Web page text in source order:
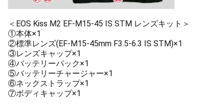
＜EOS Kiss M2 EF-M15-45 IS STM レンズキット＞
①本体×1
②標準レンズ(EF-M15-45mm F3.5-6.3 IS STM)×1
③レンズキャップ×1
④バッテリーパック×1
⑤バッテリーチャージャー×1
⑥ネックストラップ×1
⑦ボディキャップ×1